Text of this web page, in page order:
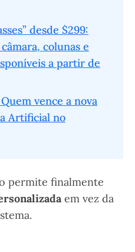
desde $299:
colunas e
a partir de
vence a nova
Artificial no
permite finalmente
em vez da